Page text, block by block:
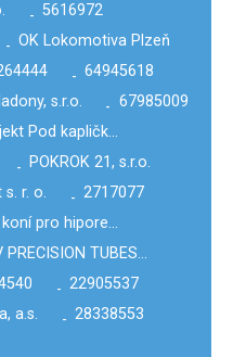
- 5616972
- OK Lokomotiva Plzeň
- 64945618
s.r.o. - 67985009
Pod kapličk…
- POKROK 21, s.r.o.
s. r. o. - 2717077
pro hipore…
TUBES…
- 22905537
a.s. - 28338553